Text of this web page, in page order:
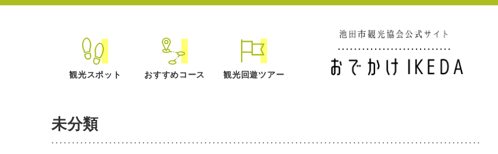
観光スポット おすすめコース 観光回遊ツアー
未分類